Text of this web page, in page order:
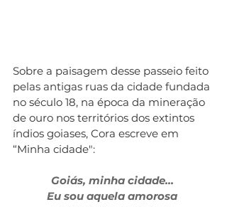
Sobre a paisagem desse passeio feito
pelas antigas ruas da cidade fundada
no século 18, na época da mineração
de ouro nos territórios dos extintos
índios goiases, Cora escreve em
“Minha cidade":
Goiás, minha cidade...
Eu sou aquela amorosa